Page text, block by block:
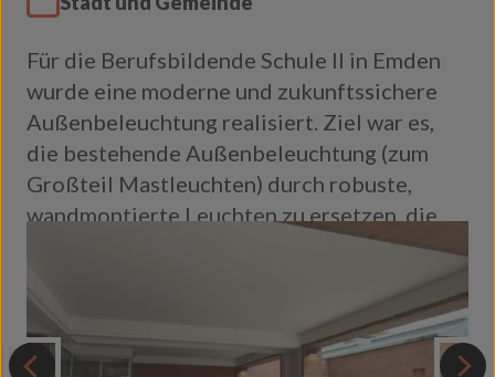
Für die Berufsbildende Schule II in Emden
wurde eine moderne und zukunftssichere
Außenbeleuchtung realisiert. Ziel war es,
die bestehende Außenbeleuchtung (zum
Großteil Mastleuchten) durch robuste,
wandmontierte Leuchten zu ersetzen, die
sowohl funktional als auch optisch